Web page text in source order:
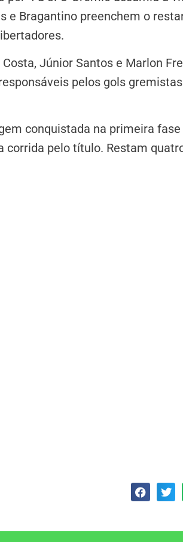
e Bragantino preenchem o
Júnior Santos e Marlon
pelos gols
conquistada na primeira fase
corrida pelo título. Restam